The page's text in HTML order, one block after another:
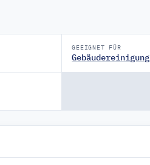
GEEIGNET FÜR
Gebäudereinigung